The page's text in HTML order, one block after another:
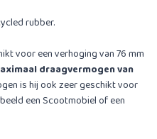
rubber.
voor een verhoging van 76 mm
draagvermogen van
is hij ook zeer geschikt voor
een Scootmobiel of een